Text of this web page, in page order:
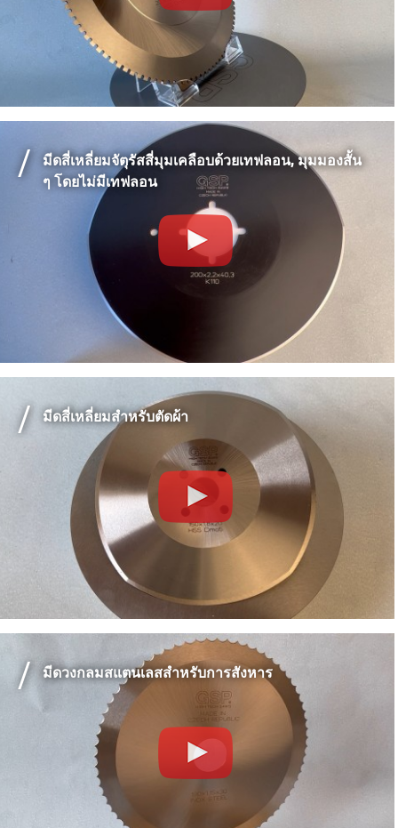
มีดสี่เหลี่ยมจัตุรัสสี่มุมเคลือบด้วยเทฟลอน, มุมมองสั้น
ๆ โดยไม่มีเทฟลอน
มีดสี่เหลี่ยมสำหรับตัดผ้า
มีดวงกลมสแตนเลสสำหรับการสังหาร